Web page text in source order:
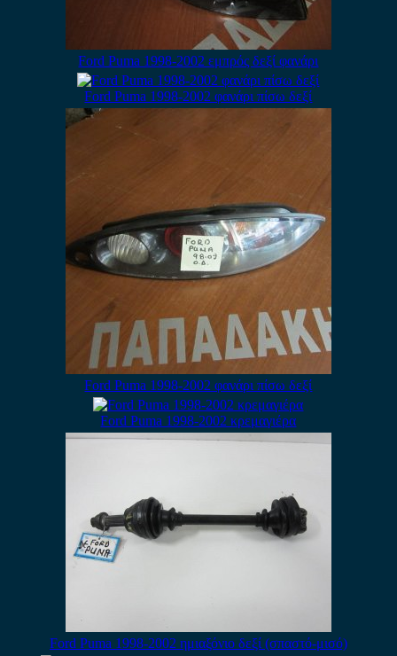
Ford Puma 1998-2002 εμπρός δεξί φανάρι
Ford Puma 1998-2002 φανάρι πίσω δεξί
Ford Puma 1998-2002 φανάρι πίσω δεξί
Ford Puma 1998-2002 κρεμαγιέρα
Ford Puma 1998-2002 ημιαξόνιο δεξί (σπαστό-μισό)